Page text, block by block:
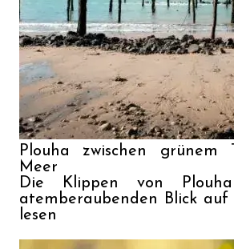
Plouha zwischen
Meer
Die Klippen von
atemberaubenden Blick auf
lesen